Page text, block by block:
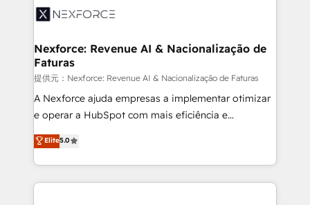
Implementation & Migration Onboarding across all
Station, Freshdesk, Intercom, and more. Custom
objects, automations, and integrations built for
growth. 🚀 AI-Driven GTM Orchestration Unify
HubSpot with LinkedIn, WhatsApp, email, paid
media, and AI voice to drive pipeline. 🤖 AI Custom
prospecting, follow-ups, service triage, and
knowledge retrieval—built in HubSpot. ⚡ Fast-Track
Nexforce: Revenue AI & Nacionalização de
Faturas
提供元：Nexforce: Revenue AI & Nacionalização de Faturas
A Nexforce ajuda empresas a implementar otimizar
e operar a HubSpot com mais eficiência e
previsibilidade de receita. Combinamos Revenue
Operations (RevOps) e Inteligência Artificial para
estruturar processos integrar sistemas organizar
dados e automatizar operações. O objetivo é
Elite5.0